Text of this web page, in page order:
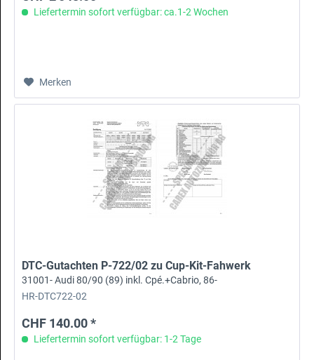
Liefertermin sofort verfügbar: ca.1-2 Wochen
Merken
DTC-Gutachten P-722/02 zu Cup-Kit-Fahwerk
31001- Audi 80/90 (89) inkl. Cpé.+Cabrio, 86-
HR-DTC722-02
CHF 140.00 *
Liefertermin sofort verfügbar: 1-2 Tage